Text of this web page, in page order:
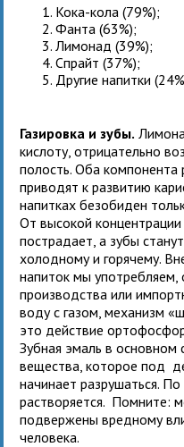
Кока-кола (79%);
Фанта (63%);
Лимонад (39%);
Спрайт (37%);
Другие напитки
Газировка и зубы.
кислоту, отрицательно
полость. Оба компонента
приводят к развитию
напитках безобиден
От высокой
пострадает, а зубы
холодному и горячему.
напиток мы употребляем,
производства или
воду с газом, механизм
это действие
Зубная эмаль в основном
вещества, которое под
начинает разрушаться.
растворяется. Помните:
подвержены вредному
человека.